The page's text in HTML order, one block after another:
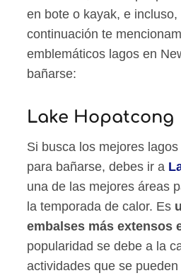
en bote o kayak, e incluso,
continuación te
emblemáticos lagos en
bañarse:
Lake Hopatcong
Si busca los mejores
para bañarse, debes ir a
una de las mejores áreas
la temporada de calor. Es
embalses más extensos
popularidad se debe a la
actividades que se